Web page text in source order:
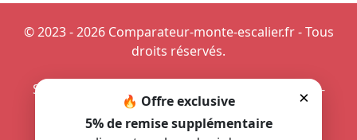
×
🔥 Offre exclusive
5% de remise supplémentaire
© 2023 - 2026 Comparateur-monte-escalier.fr - Tous
droits réservés.
Siège monte-escalier à Vannes
Devis de monte-
escalier dans la Drôme -Prime de l'État pour un
monte-escalier-Monte-escalier à faible